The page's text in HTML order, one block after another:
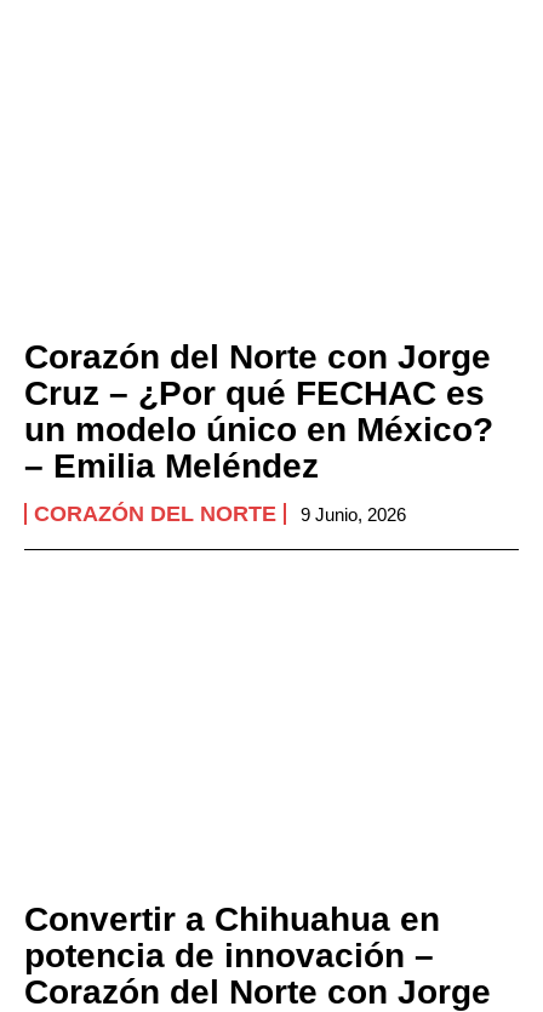
Corazón del Norte con Jorge
Cruz – ¿Por qué FECHAC es
un modelo único en México?
– Emilia Meléndez
CORAZÓN DEL NORTE 9 Junio, 2026
Convertir a Chihuahua en
potencia de innovación –
Corazón del Norte con Jorge